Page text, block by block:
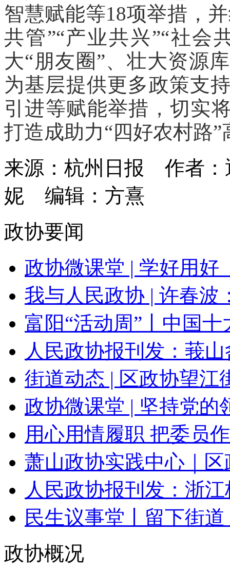
智慧赋能等18项举措，
共管”“产业共兴”“社会
大“朋友圈”、壮大资源
为基层提供更多政策支
引进等赋能举措，切实
打造成助力“四好农村路
来源：杭州日报 作者：
妮 编辑：方熹
政协要闻
政协微课堂 | 学好用好
我与人民政协 | 许春波
富阳“活动周”丨中国
人民政协报刊发：莪
街道动态 | 区政协望江
政协微课堂 | 坚持党的
用心用情履职 把委员
萧山政协实践中心｜
人民政协报刊发：浙
民生议事堂丨留下街
政协概况